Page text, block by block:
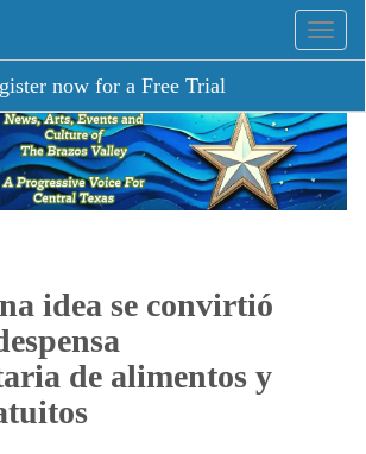
now for a Free Trial
idea se convirtió
de alimentos y